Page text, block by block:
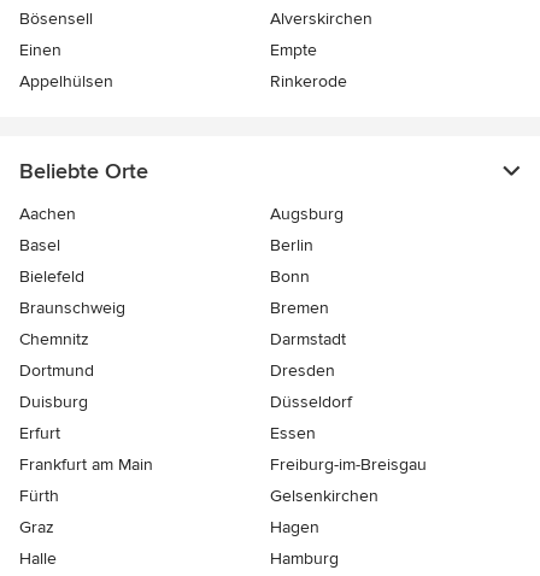
Bösensell
Alverskirchen
Einen
Empte
Appelhülsen
Rinkerode
Beliebte Orte
Aachen
Augsburg
Basel
Berlin
Bielefeld
Bonn
Braunschweig
Bremen
Chemnitz
Darmstadt
Dortmund
Dresden
Duisburg
Düsseldorf
Erfurt
Essen
Frankfurt am Main
Freiburg-im-Breisgau
Fürth
Gelsenkirchen
Graz
Hagen
Halle
Hamburg